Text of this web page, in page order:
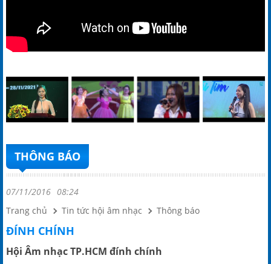
THÔNG BÁO
07/11/2016 08:24
Trang chủ
Tin tức hội âm nhạc Thông báo
ĐÍNH CHÍNH
Hội Âm nhạc TP.HCM đính chính